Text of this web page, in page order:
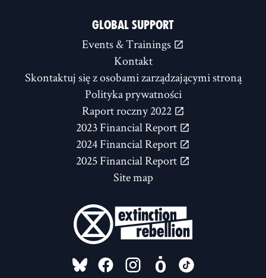
GLOBAL SUPPORT
Events & Trainings
Kontakt
Skontaktuj się z osobami zarządzającymi stroną
Polityka prywatności
Raport roczny 2022
2023 Financial Report
2024 Financial Report
2025 Financial Report
Site map
FOLLOW US ON